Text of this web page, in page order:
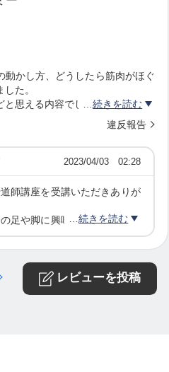
方法やWebショップ運営
ポンもご利用いただけま
動かし方、どうしたら筋肉がほぐ
した。
と思える内容でした。
仕事をしていくので、教えて頂い
大切さを伝えていけたらなと思い
続きを読む
違反報告
2023/04/03 02:28
師講座を受講いただきありが
足や脚に興味を持ってくださ
嬉しいですね。
方々向けに フォローアップ講
参加お待ちしております。
続きを読む
レビューを投稿